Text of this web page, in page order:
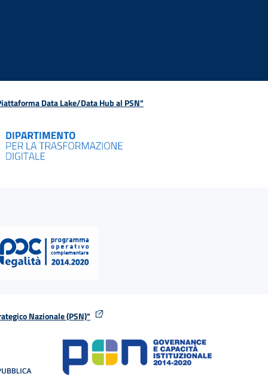
Data Lake/Data Hub al PSN"
Nazionale (PSN)"